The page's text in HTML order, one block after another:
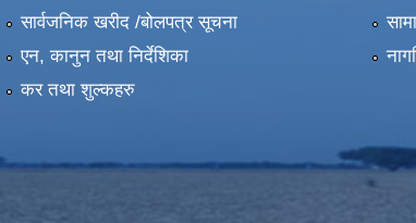
सार्वजनिक खरीद /बोलपत्र सूचना
एन, कानुन तथा निर्देशिका
कर तथा शुल्कहरु